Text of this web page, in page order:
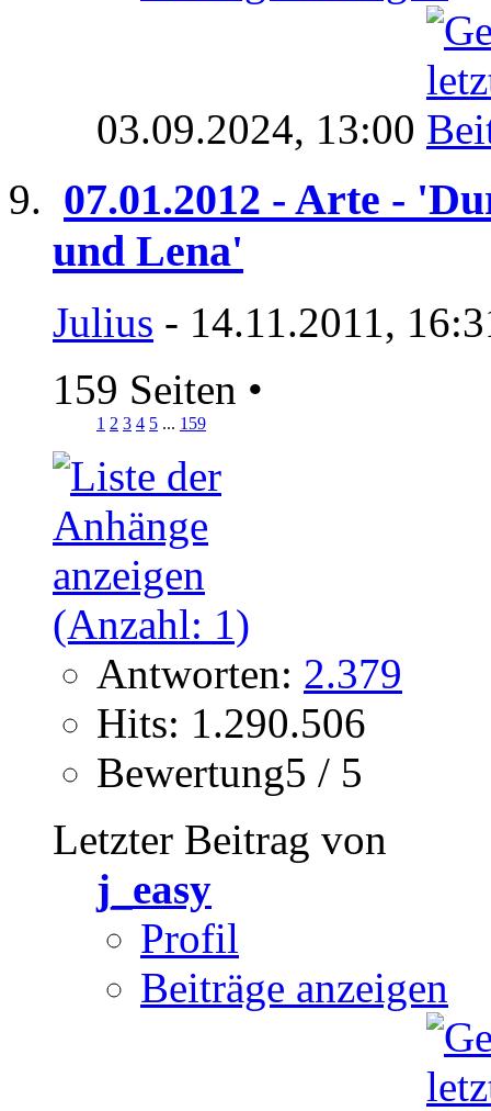
03.09.2024, 13:00
07.01.2012 - Arte -
und Lena'
Julius - 14.11.2011,
159 Seiten •
1 2 3 4 5 ... 159
Antworten: 2.379
Hits: 1.290.506
Bewertung5 / 5
Letzter Beitrag von
j_easy
Profil
Beiträge anzeigen